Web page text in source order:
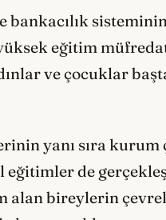
eğitim
ve çocuklar
yanı sıra kurum
eğitimler de
alan bireylerin